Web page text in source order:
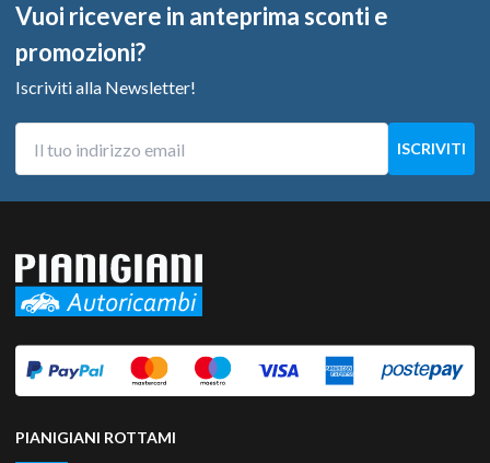
Vuoi ricevere in anteprima sconti e
promozioni?
Iscriviti alla Newsletter!
PIANIGIANI ROTTAMI